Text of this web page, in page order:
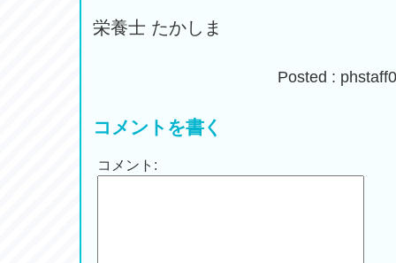
栄養士 たかしま
Posted :
コメントを書く
コメント: